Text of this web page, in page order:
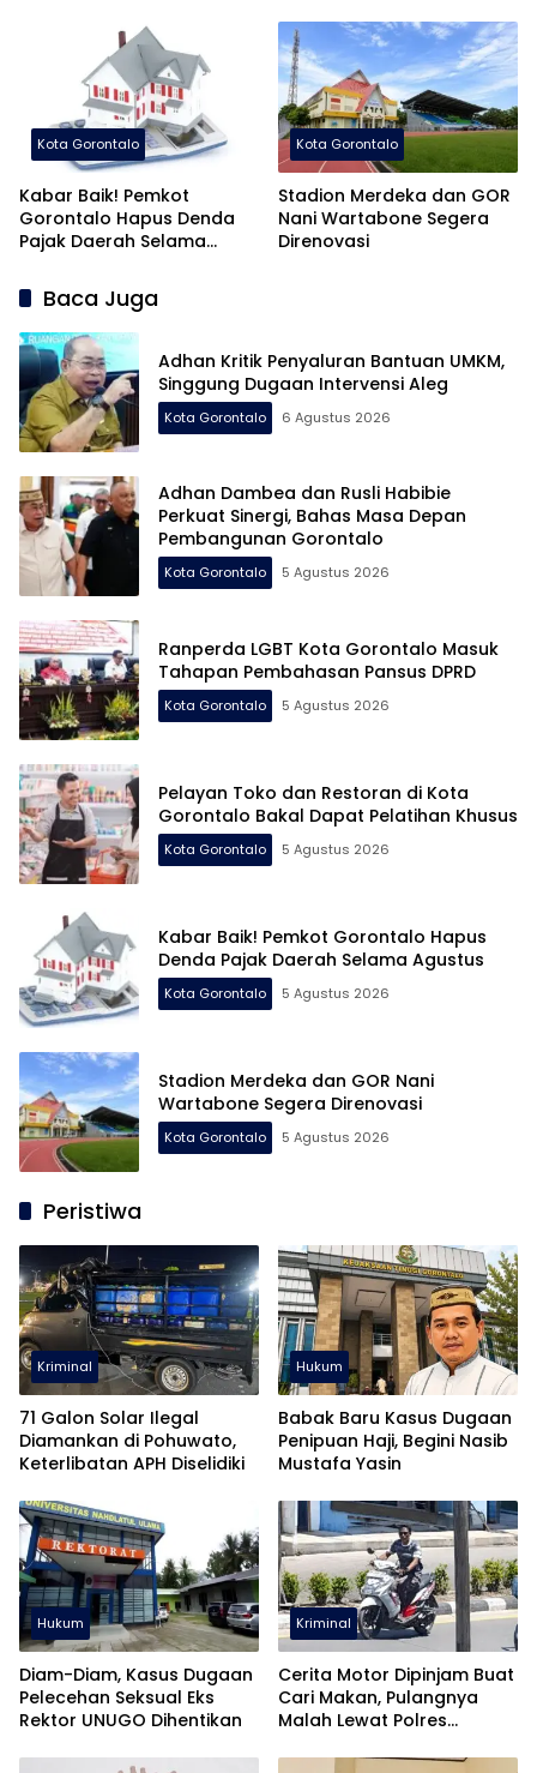
Kota Gorontalo
Kabar Baik! Pemkot
Gorontalo Hapus Denda
Pajak Daerah Selama
Kota Gorontalo
Stadion Merdeka dan GOR
Nani Wartabone Segera
Direnovasi
Baca Juga
Adhan Kritik Penyaluran Bantuan UMKM,
Singgung Dugaan Intervensi Aleg
Kota Gorontalo 6 Agustus 2026
Adhan Dambea dan Rusli Habibie
Perkuat Sinergi, Bahas Masa Depan
Pembangunan Gorontalo
Kota Gorontalo 5 Agustus 2026
Ranperda LGBT Kota Gorontalo Masuk
Tahapan Pembahasan Pansus DPRD
Kota Gorontalo 5 Agustus 2026
Pelayan Toko dan Restoran di Kota
Gorontalo Bakal Dapat Pelatihan Khusus
Kota Gorontalo 5 Agustus 2026
Kabar Baik! Pemkot Gorontalo Hapus
Denda Pajak Daerah Selama Agustus
Kota Gorontalo 5 Agustus 2026
Stadion Merdeka dan GOR Nani
Wartabone Segera Direnovasi
Kota Gorontalo 5 Agustus 2026
Peristiwa
Kriminal
71 Galon Solar Ilegal
Diamankan di Pohuwato,
Keterlibatan APH Diselidiki
Hukum
Babak Baru Kasus Dugaan
Penipuan Haji, Begini Nasib
Mustafa Yasin
Hukum
Diam-Diam, Kasus Dugaan
Pelecehan Seksual Eks
Rektor UNUGO Dihentikan
Kriminal
Cerita Motor Dipinjam Buat
Cari Makan, Pulangnya
Malah Lewat Polres